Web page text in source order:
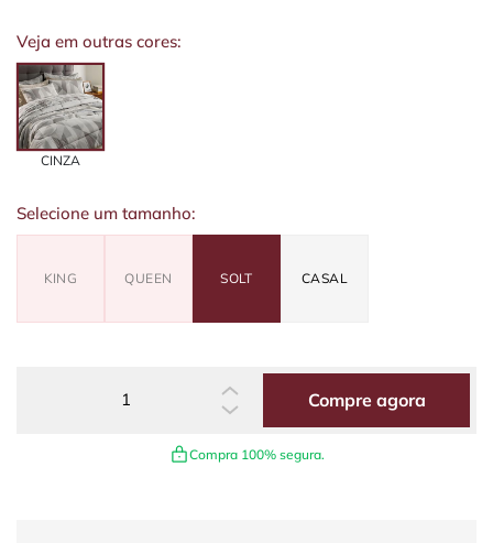
Veja em outras cores:
CINZA
Selecione um tamanho:
KING QUEEN SOLT CASAL
Compre agora
Compra 100% segura.